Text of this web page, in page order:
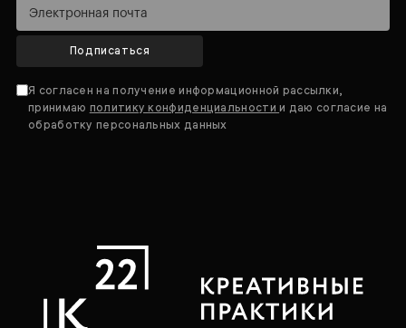
Подписаться
Я согласен на получение информационной рассылки,
принимаю политику конфиденциальностии даю согласие на
обработку персональных данных